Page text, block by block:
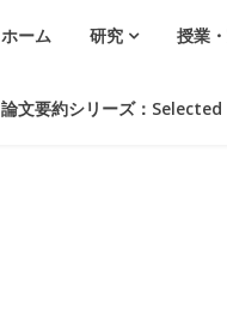
ホーム 研究 授業
論文要約シリーズ：